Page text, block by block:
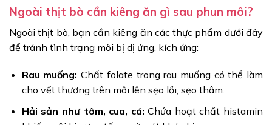
Ngoài thịt bò cần kiêng ăn gì sau phun môi?
Ngoài thịt bò, bạn cần kiêng ăn các thực phẩm dưới đây
để tránh tình trạng môi bị dị ứng, kích ứng:
Rau muống: Chất folate trong rau muống có thể làm
cho vết thương trên môi lên sẹo lồi, sẹo thâm.
Hải sản như tôm, cua, cá: Chứa hoạt chất histamin